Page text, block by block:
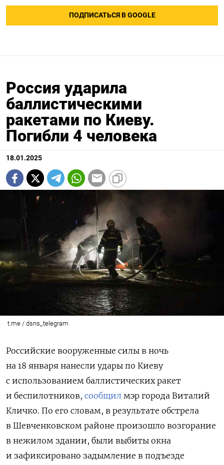
ПОДПИСАТЬСЯ В GOOGLE
Россия ударила
баллистическими
ракетами по Киеву.
Погибли 4 человека
18.01.2025
t.me / dsns_telegram
Российские вооруженные силы в ночь
на 18 января нанесли удары по Киеву
с использованием баллистических ракет
и беспилотников, сообщил мэр города Виталий
Кличко. По его словам, в результате обстрела
в Шевченковском районе произошло возгорание
в нежилом здании, были выбиты окна
и зафиксировано задымление в подъезде